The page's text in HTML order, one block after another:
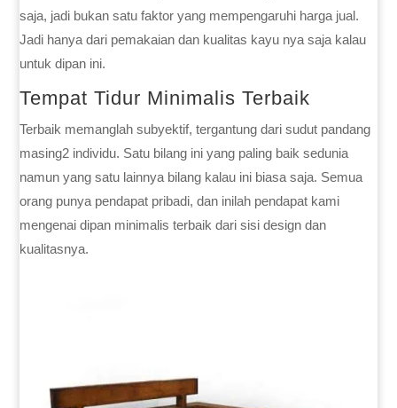
saja, jadi bukan satu faktor yang mempengaruhi harga jual.
Jadi hanya dari pemakaian dan kualitas kayu nya saja kalau
untuk dipan ini.
Tempat Tidur Minimalis Terbaik
Terbaik memanglah subyektif, tergantung dari sudut pandang
masing2 individu. Satu bilang ini yang paling baik sedunia
namun yang satu lainnya bilang kalau ini biasa saja. Semua
orang punya pendapat pribadi, dan inilah pendapat kami
mengenai dipan minimalis terbaik dari sisi design dan
kualitasnya.